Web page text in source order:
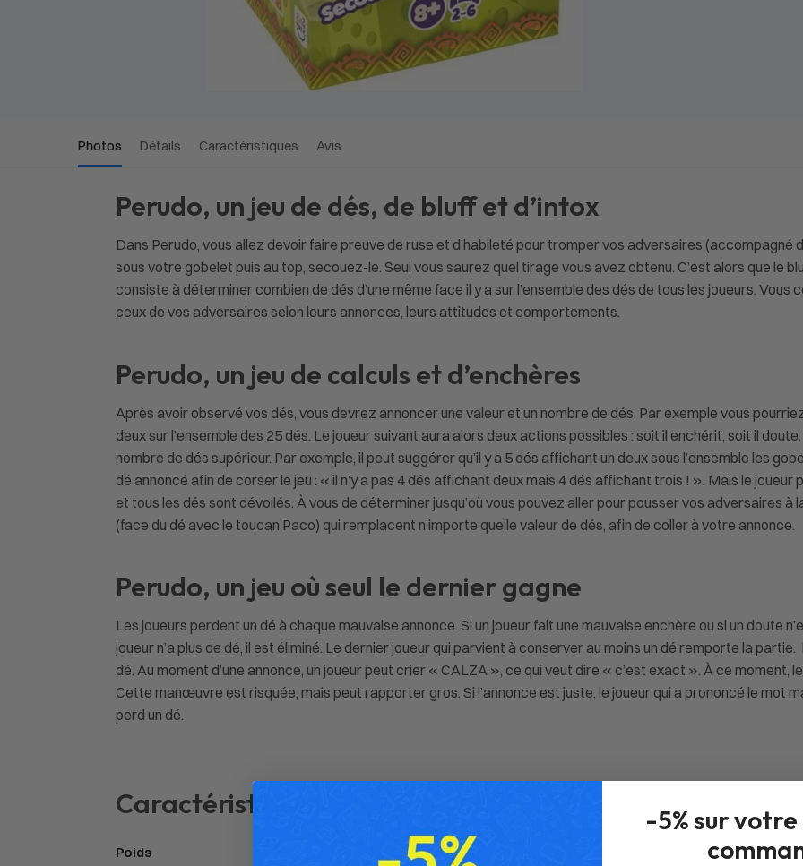
Photos Détails Caractéristiques Avis
Perudo, un jeu de dés, de bluff et d’intox
Dans Perudo, vous allez devoir faire preuve de ruse et d’habileté pour tromper vos adversaires (accompagné
sous votre gobelet puis au top, secouez-le. Seul vous saurez quel tirage vous avez obtenu. C’est alors que le
consiste à déterminer combien de dés d’une même face il y a sur l’ensemble des dés de tous les joueurs.
ceux de vos adversaires selon leurs annonces, leurs attitudes et comportements.
Perudo, un jeu de calculs et d’enchères
Après avoir observé vos dés, vous devrez annoncer une valeur et un nombre de dés. Par exemple vous
deux sur l’ensemble des 25 dés. Le joueur suivant aura alors deux actions possibles : soit il enchérit, soit il
nombre de dés supérieur. Par exemple, il peut suggérer qu’il y a 5 dés affichant un deux sous l’ensemble les
dé annoncé afin de corser le jeu : « il n’y a pas 4 dés affichant deux mais 4 dés affichant trois ! ». Mais le joueur
et tous les dés sont dévoilés. À vous de déterminer jusqu’où vous pouvez aller pour pousser vos adversaires à
(face du dé avec le toucan Paco) qui remplacent n’importe quelle valeur de dés, afin de coller à votre annonce.
Perudo, un jeu où seul le dernier gagne
Les joueurs perdent un dé à chaque mauvaise annonce. Si un joueur fait une mauvaise enchère ou si un doute
joueur n’a plus de dé, il est éliminé. Le dernier joueur qui parvient à conserver au moins un dé remporte la
dé. Au moment d’une annonce, un joueur peut crier « CALZA », ce qui veut dire « c’est exact ». À ce
Cette manœuvre est risquée, mais peut rapporter gros. Si l’annonce est juste, le joueur qui a prononcé le mot
perd un dé.
Caractéristiques
Poids
-5% sur